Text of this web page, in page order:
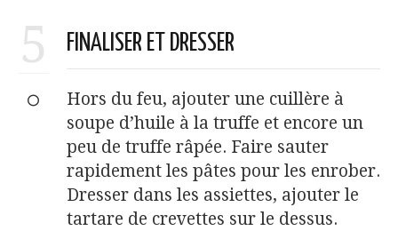
5 FINALISER ET DRESSER
Hors du feu, ajouter une cuillère à
soupe d’huile à la truffe et encore un
peu de truffe râpée. Faire sauter
rapidement les pâtes pour les enrober.
Dresser dans les assiettes, ajouter le
tartare de crevettes sur le dessus.